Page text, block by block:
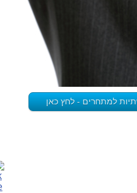
למתחרים - לחץ כאן